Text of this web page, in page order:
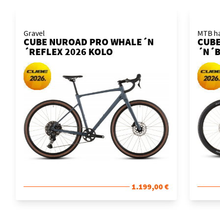
Gravel
CUBE NUROAD PRO WHALE´N
´REFLEX 2026 KOLO
1.199,00 €
MTB